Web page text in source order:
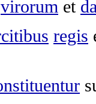
virorum et
regis